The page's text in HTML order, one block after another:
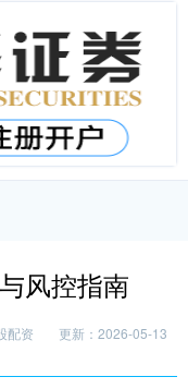
风控指南
配资
更新：2026-05-13